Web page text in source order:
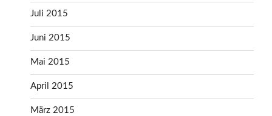
Juli 2015
Juni 2015
Mai 2015
April 2015
März 2015